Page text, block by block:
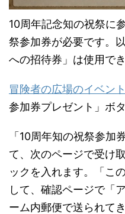
10周年記念知の祝祭に
祭参加券が必要です。
への招待券」は使用でき
冒険者の広場のイベン
参加券プレゼント」ボ
「10周年知の祝祭参加
て、次のページで受け
ックを入れます。「こ
して、確認ページで「
ーム内郵便で送られてき